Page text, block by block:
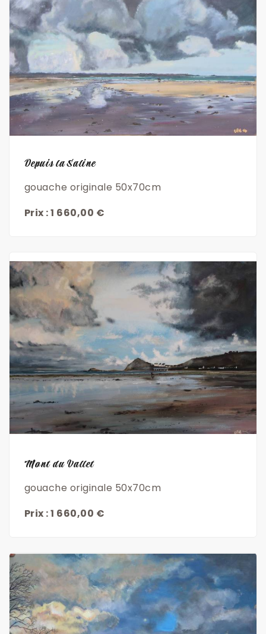
Depuis la Saline
gouache originale 50x70cm
Prix : 1 660,00 €
Découvrir
Mont du Vallet
gouache originale 50x70cm
Prix : 1 660,00 €
Découvrir